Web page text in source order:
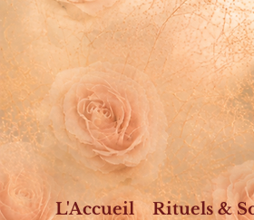
L'Accueil Rituels &